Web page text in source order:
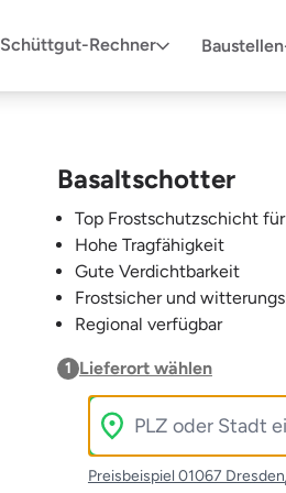
Schüttgut-Rechner
Basaltschotter
Top Frostschutzschicht für
Hohe Tragfähigkeit
Gute Verdichtbarkeit
Frostsicher und
Regional verfügbar
1 Lieferort wählen
Preisbeispiel 01067 Dresden